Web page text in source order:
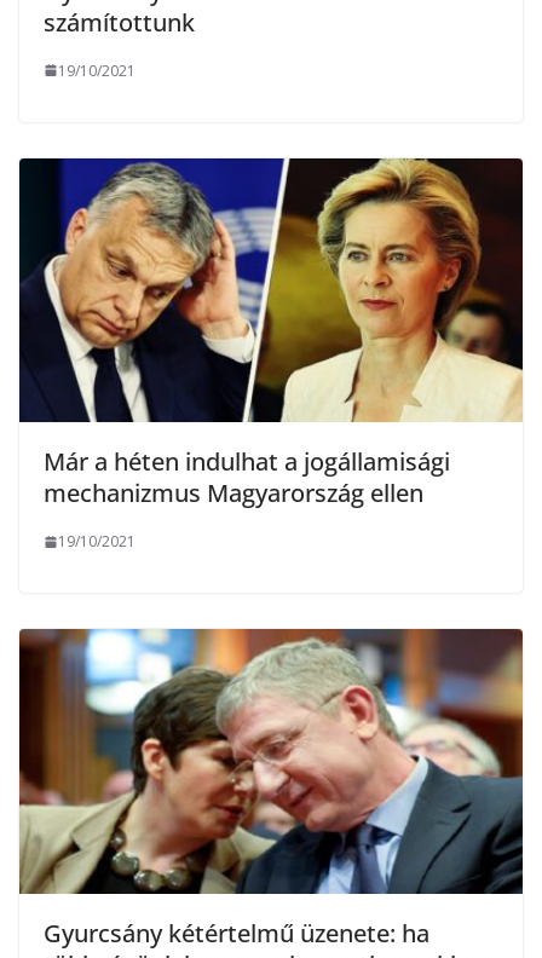
számítottunk
19/10/2021
Már a héten indulhat a jogállamisági
mechanizmus Magyarország ellen
19/10/2021
Gyurcsány kétértelmű üzenete: ha